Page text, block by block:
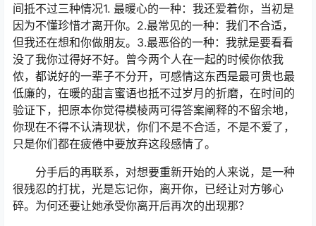
间抵不过三种情况1. 最暖心的一种：我还爱着你，当初是
因为不懂珍惜才离开你。2.最常见的一种：我们不合适，
但我还在想和你做朋友。3.最恶俗的一种：我就是要看看
没了我你过得好不好。曾今两个人在一起的时候你侬我
侬，都说好的一辈子不分开，可感情这东西是最可贵也最
低廉的，在暖的甜言蜜语也抵不过岁月的折磨，在时间的
验证下，把原本你觉得模棱两可得答案阐释的不留余地，
你现在不得不认清现状，你们不是不合适，不是不爱了，
只是你们都在疲倦中要放弃这段感情了。
分手后的再联系，对想要重新开始的人来说，是一种
很残忍的打扰，光是忘记你，离开你，已经让对方够心
碎。为何还要让她承受你离开后再次的出现那？